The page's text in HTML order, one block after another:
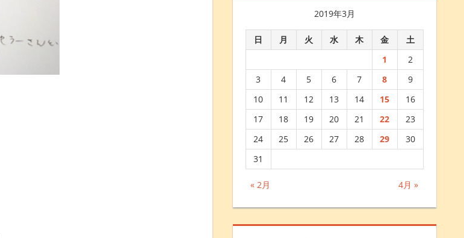
2019年3月
日 月 火 水 木 金 土
« 2月 4月 »
1
2
3
4 5 6 7 8
9
10
11 12 13 14 15
16
17
18 19 20 21 22
23
24
25 26 27 28 29
30
31